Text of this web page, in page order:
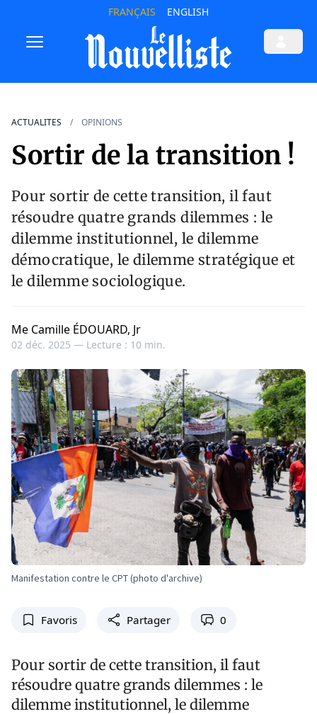
FRANÇAIS ENGLISH
ACTUALITES OPINIONS
Sortir de la transition !
Pour sortir de cette transition, il faut
résoudre quatre grands dilemmes : le
dilemme institutionnel, le dilemme
démocratique, le dilemme stratégique et
le dilemme sociologique.
Me Camille ÉDOUARD, Jr
02 déc. 2025 — Lecture : 10 min.
Manifestation contre le CPT (photo d'archive)
Favoris Partager 0
Pour sortir de cette transition, il faut
résoudre quatre grands dilemmes : le
dilemme institutionnel, le dilemme